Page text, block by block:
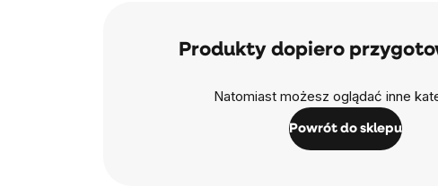
Produkty dopiero
Natomiast możesz oglądać inne
Powrót do sklepu